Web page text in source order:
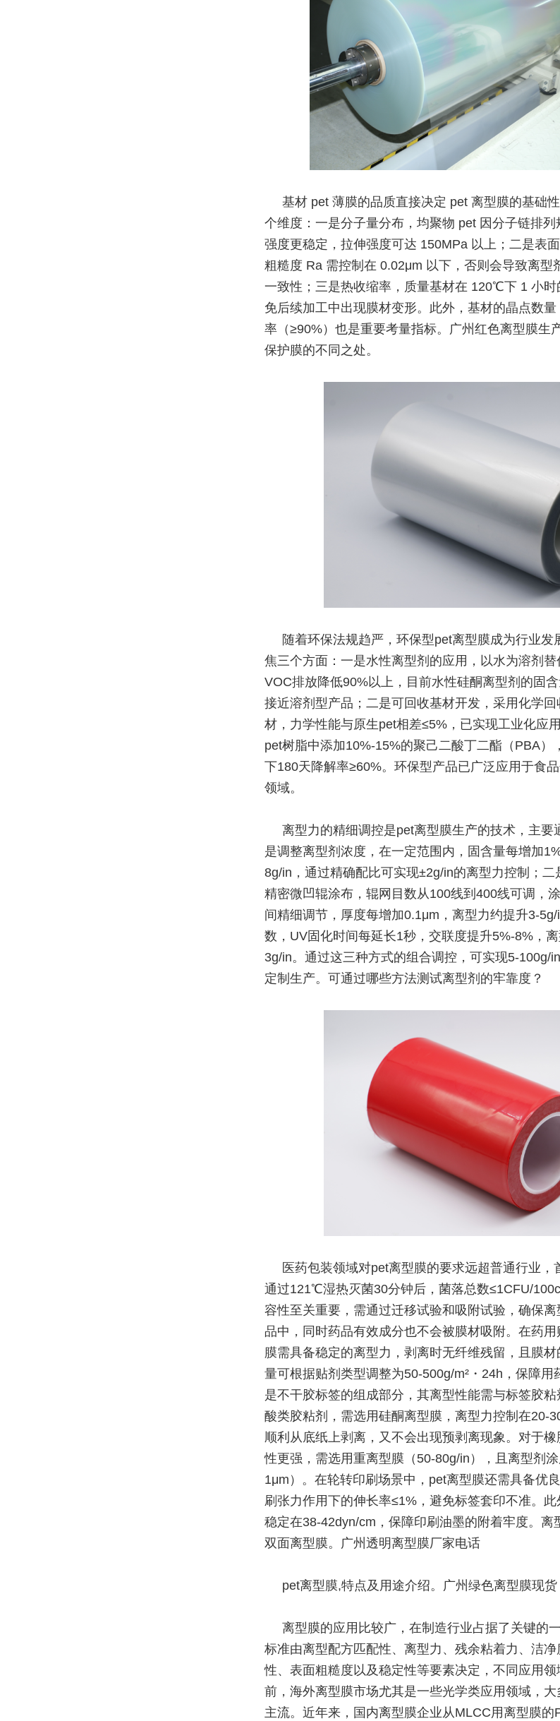
基材 pet 薄膜的品质直接决定 pet 离型膜的基础
个维度：一是分子量分布，均聚物 pet 因分子链排
强度更稳定，拉伸强度可达 150MPa 以上；二是表
粗糙度 Ra 需控制在 0.02μm 以下，否则会导致离型
一致性；三是热收缩率，质量基材在 120℃下 1 小时
免后续加工中出现膜材变形。此外，基材的晶点数量
率（≥90%）也是重要考量指标。广州红色离型膜生
保护膜的不同之处。
随着环保法规趋严，环保型pet离型膜成为行业发
焦三个方面：一是水性离型剂的应用，以水为溶剂替
VOC排放降低90%以上，目前水性硅酮离型剂的固
接近溶剂型产品；二是可回收基材开发，采用化学
材，力学性能与原生pet相差≤5%，已实现工业化应
pet树脂中添加10%-15%的聚己二酸丁二酯（PBA）
下180天降解率≥60%。环保型产品已广泛应用于食
领域。
离型力的精细调控是pet离型膜生产的技术，主要
是调整离型剂浓度，在一定范围内，固含量每增加
8g/in，通过精确配比可实现±2g/in的离型力控制；二
精密微凹辊涂布，辊网目数从100线到400线可调，
间精细调节，厚度每增加0.1μm，离型力约提升3-
数，UV固化时间每延长1秒，交联度提升5%-8%，
3g/in。通过这三种方式的组合调控，可实现5-100g/
定制生产。可通过哪些方法测试离型剂的牢靠度？
医药包装领域对pet离型膜的要求远超普通行业，
通过121℃湿热灭菌30分钟后，菌落总数≤1CFU/
容性至关重要，需通过迁移试验和吸附试验，确保
品中，同时药品有效成分也不会被膜材吸附。在药
膜需具备稳定的离型力，剥离时无纤维残留，且膜
量可根据贴剂类型调整为50-500g/m²・24h，保障用
是不干胶标签的组成部分，其离型性能需与标签胶
酸类胶粘剂，需选用硅酮离型膜，离型力控制在20-
顺利从底纸上剥离，又不会出现预剥离现象。对于
性更强，需选用重离型膜（50-80g/in），且离型剂
1μm）。在轮转印刷场景中，pet离型膜还需具备优
刷张力作用下的伸长率≤1%，避免标签套印不准。
稳定在38-42dyn/cm，保障印刷油墨的附着牢度。离
双面离型膜。广州透明离型膜厂家电话
pet离型膜,特点及用途介绍。广州绿色离型膜现货
离型膜的应用比较广，在制造行业占据了关键的
标准由离型配方匹配性、离型力、残余粘着力、洁
性、表面粗糙度以及稳定性等要素决定，不同应用领
前，海外离型膜市场尤其是一些光学类应用领域，
主流。近年来，国内离型膜企业从MLCC用离型膜的